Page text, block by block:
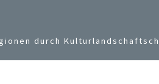
durch